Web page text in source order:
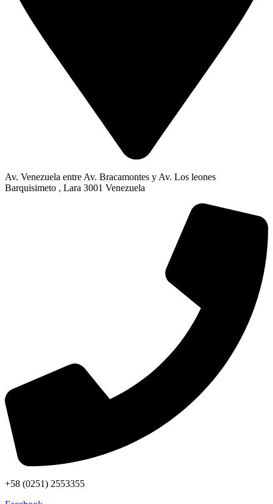
Av. Venezuela entre Av. Bracamontes y Av. Los leones
Barquisimeto , Lara 3001 Venezuela
+58 (0251) 2553355